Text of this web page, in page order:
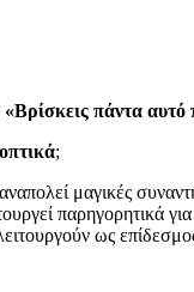
πάντα αυτό
;
μαγικές
παρηγορητικά
ως